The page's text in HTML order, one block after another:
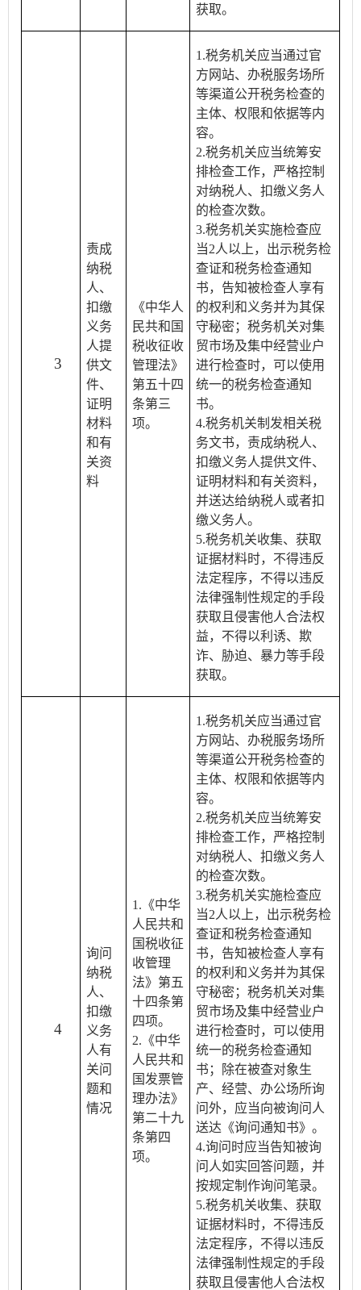
获取。
3
责成
纳税
人、
扣缴
义务
人提
供文
件、
证明
材料
和有
关资
料
《中华人
民共和国
税收征收
管理法》
第五十四
条第三
项。
1.税务机关应当通过官
方网站、办税服务场所
等渠道公开税务检查的
主体、权限和依据等内
容。
2.税务机关应当统筹安
排检查工作，严格控制
对纳税人、扣缴义务人
的检查次数。
3.税务机关实施检查应
当2人以上，出示税务检
查证和税务检查通知
书，告知被检查人享有
的权利和义务并为其保
守秘密；税务机关对集
贸市场及集中经营业户
进行检查时，可以使用
统一的税务检查通知
书。
4.税务机关制发相关税
务文书，责成纳税人、
扣缴义务人提供文件、
证明材料和有关资料，
并送达给纳税人或者扣
缴义务人。
5.税务机关收集、获取
证据材料时，不得违反
法定程序，不得以违反
法律强制性规定的手段
获取且侵害他人合法权
益，不得以利诱、欺
诈、胁迫、暴力等手段
获取。
4
询问
纳税
人、
扣缴
义务
人有
关问
题和
情况
1.《中华
人民共和
国税收征
收管理
法》第五
十四条第
四项。
2.《中华
人民共和
国发票管
理办法》
第二十九
条第四
项。
1.税务机关应当通过官
方网站、办税服务场所
等渠道公开税务检查的
主体、权限和依据等内
容。
2.税务机关应当统筹安
排检查工作，严格控制
对纳税人、扣缴义务人
的检查次数。
3.税务机关实施检查应
当2人以上，出示税务检
查证和税务检查通知
书，告知被检查人享有
的权利和义务并为其保
守秘密；税务机关对集
贸市场及集中经营业户
进行检查时，可以使用
统一的税务检查通知
书；除在被查对象生
产、经营、办公场所询
问外，应当向被询问人
送达《询问通知书》。
4.询问时应当告知被询
问人如实回答问题，并
按规定制作询问笔录。
5.税务机关收集、获取
证据材料时，不得违反
法定程序，不得以违反
法律强制性规定的手段
获取且侵害他人合法权